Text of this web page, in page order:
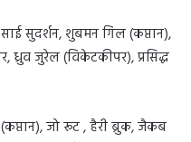
सुदर्शन, शुबमन गिल (कप्तान),
ध्रुव जुरेल (विकेटकीपर), प्रसिद्ध
जो रूट , हैरी ब्रुक, जैकब